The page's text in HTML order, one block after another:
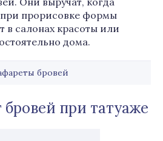
при прорисовке формы
в салонах красоты или
дома.
бровей
при татуаже